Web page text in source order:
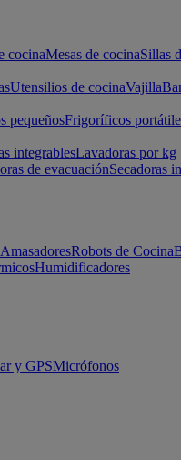
cocinaMesas de cocinaSillas
Utensilios de cocinaVajilla
pequeñosFrigoríficos
integrablesLavadoras por kg
de evacuaciónSecadoras
AmasadoresRobots de Cocina
Humidificadores
y GPSMicrófonos